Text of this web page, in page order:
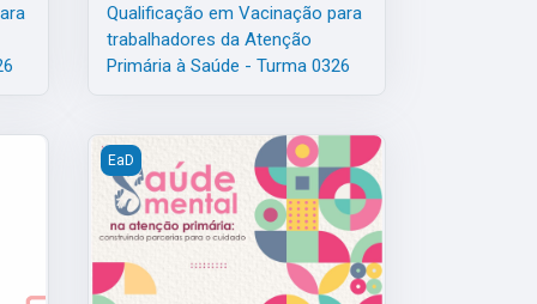
Qualificação em Vacinação para
trabalhadores da Atenção
Primária à Saúde - Turma 0326
- Turma 0126
Turma 0126Saúde Mental na Atenção Primária: construindo
EaD